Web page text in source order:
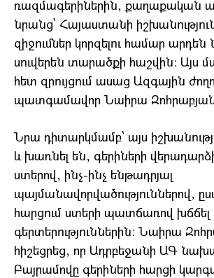
ռազմագերիներին, քաղաքական
նրանց՝ Հայաստանի
զիջումներ կորզելու համար
սուվերեն տարածքի հաշվին։ Այս
հետ զրույցում ասաց Ազգային
պատգամավոր Նաիրա
Նրա դիտարկմամբ՝ այս
և խառնել են, գերիների
ստերով, ինչ-ինչ ենթադրյալ
պայմանավորվածություններով,
հարցում ստերի պատճառով
գերտերություններին։ Նաիրա
հիշեցրեց, որ Ադրբեջանի ԱԳ
Բայրամովը գերիների հարցի